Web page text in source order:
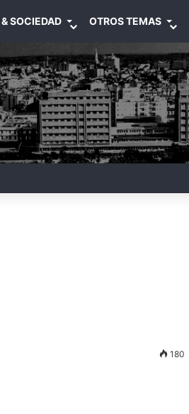
SOCIEDAD OTROS TEMAS
180